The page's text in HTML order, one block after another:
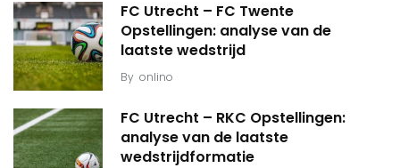
FC Utrecht – FC Twente
Opstellingen: analyse van de
laatste wedstrijd
By onlino
FC Utrecht – RKC Opstellingen:
analyse van de laatste
wedstrijdformatie